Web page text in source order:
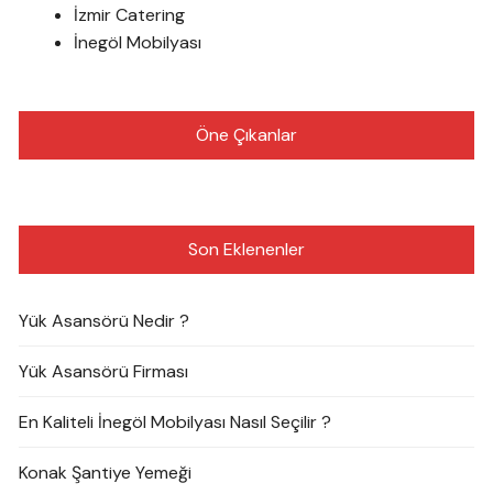
İzmir Catering
İnegöl Mobilyası
Öne Çıkanlar
Son Eklenenler
Yük Asansörü Nedir ?
Yük Asansörü Firması
En Kaliteli İnegöl Mobilyası Nasıl Seçilir ?
Konak Şantiye Yemeği